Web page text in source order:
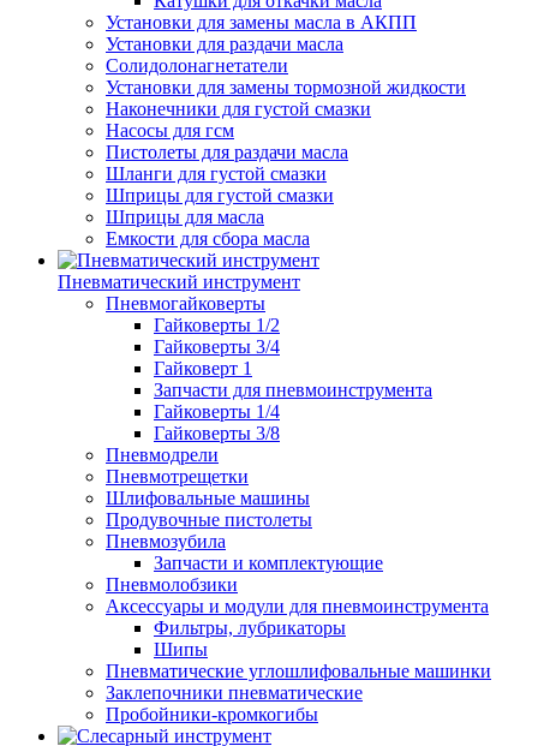
Установки для замены масла в АКПП
Установки для раздачи масла
Солидолонагнетатели
Установки для замены тормозной жидкости
Наконечники для густой смазки
Насосы для гсм
Пистолеты для раздачи масла
Шланги для густой смазки
Шприцы для густой смазки
Шприцы для масла
Емкости для сбора масла
Пневматический инструмент
Пневмогайковерты
Гайковерты 1/2
Гайковерты 3/4
Гайковерт 1
Запчасти для пневмоинструмента
Гайковерты 1/4
Гайковерты 3/8
Пневмодрели
Пневмотрещетки
Шлифовальные машины
Продувочные пистолеты
Пневмозубила
Запчасти и комплектующие
Пневмолобзики
Аксессуары и модули для пневмоинструмента
Фильтры, лубрикаторы
Шипы
Пневматические углошлифовальные машинки
Заклепочники пневматические
Пробойники-кромкогибы